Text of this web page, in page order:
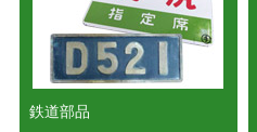
鉄道部品